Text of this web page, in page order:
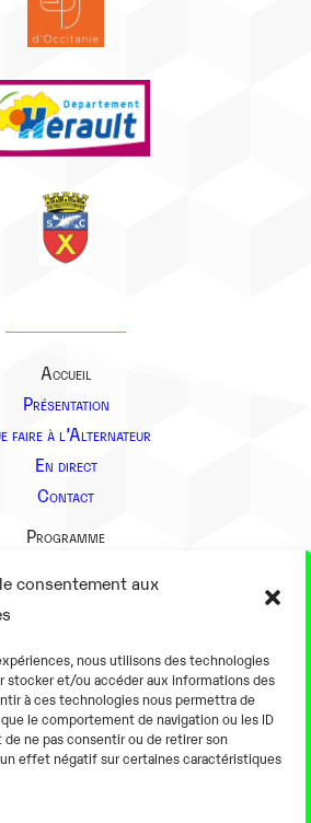
consentement aux
nous utilisons des technologies
stocker et/ou accéder aux informations des
à ces technologies nous permettra de
le comportement de navigation ou les ID
ne pas consentir ou de retirer son
effet négatif sur certaines caractéristiques
Accueil
Présentation
faire à l’Alternateur
En direct
Contact
Programme
Présentation
En pratique
Tarifs et horaires
Salles
numériques